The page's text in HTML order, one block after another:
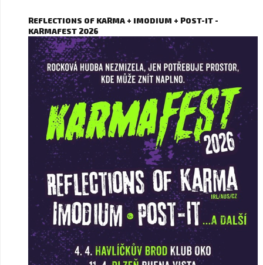
REFLECTIONS OF KARMA + IMODIUM + POST-IT -
KARMAFEST 2026